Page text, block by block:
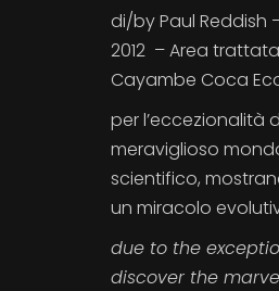
di/by Paul Reddish
2012 – Area
Cayambe Coca
per l’eccezionalità
meraviglioso
scientifico,
un miracolo
due to the
discover the